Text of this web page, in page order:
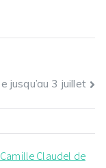
jusqu’au 3 juillet
Claudel de